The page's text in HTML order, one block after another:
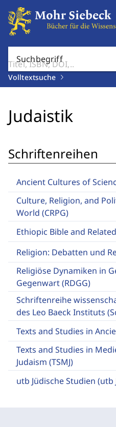
Suchbegriff
Volltextsuche
Judaistik
Schriftenreihen
Ancient Cultures of
Culture, Religion, and
World (CRPG)
Ethiopic Bible and
Religion: Debatten und
Religiöse Dynamiken in
Gegenwart (RDGG)
Schriftenreihe
des Leo Baeck Instituts
Texts and Studies in
Texts and Studies in
Judaism (TSMJ)
utb Jüdische Studien (utb